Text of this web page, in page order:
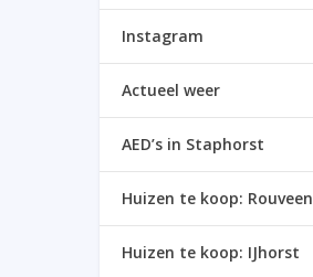
Instagram
Actueel weer
AED’s in Staphorst
Huizen te koop: Rouveen
Huizen te koop: IJhorst